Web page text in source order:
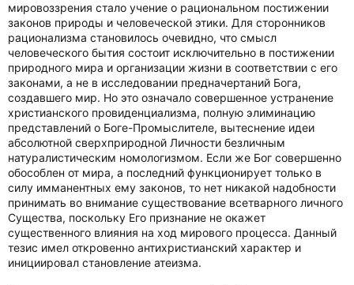
мировоззрения стало учение о рациональном постижении
законов природы и человеческой этики. Для сторонников
рационализма становилось очевидно, что смысл
человеческого бытия состоит исключительно в постижении
природного мира и организации жизни в соответствии с его
законами, а не в исследовании предначертаний Бога,
создавшего мир. Но это означало совершенное устранение
христианского провиденциализма, полную элиминацию
представлений о Боге-Промыслителе, вытеснение идеи
абсолютной сверхприродной Личности безличным
натуралистическим номологизмом. Если же Бог совершенно
обособлен от мира, а последний функционирует только в
силу имманентных ему законов, то нет никакой надобности
принимать во внимание существование всетварного личного
Существа, поскольку Его признание не окажет
существенного влияния на ход мирового процесса. Данный
тезис имел откровенно антихристианский характер и
инициировал становление атеизма.